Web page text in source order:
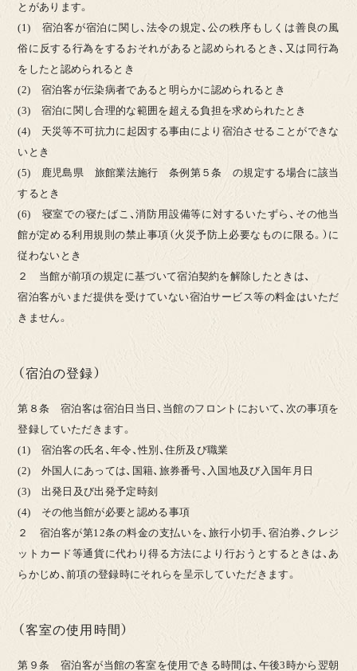
とがあります。
(1) 宿泊客が宿泊に関し、法令の規定、公の秩序もしくは善良の風
俗に反する行為をするおそれがあると認められるとき、又は同行為
をしたと認められるとき
(2) 宿泊客が伝染病者であると明らかに認められるとき
(3) 宿泊に関し合理的な範囲を超える負担を求められたとき
(4) 天災等不可抗力に起因する事由により宿泊させることができな
いとき
(5) 鹿児島県 旅館業法施行 条例第５条 の規定する場合に該当
するとき
(6) 寝室での寝たばこ、消防用設備等に対するいたずら、その他当
館が定める利用規則の禁止事項（火災予防上必要なものに限る。）に
従わないとき
２ 当館が前項の規定に基づいて宿泊契約を解除したときは、
宿泊客がいまだ提供を受けていない宿泊サービス等の料金はいただ
きません。
（宿泊の登録）
第８条 宿泊客は宿泊日当日、当館のフロントにおいて、次の事項を
登録していただきます。
(1) 宿泊客の氏名、年令、性別、住所及び職業
(2) 外国人にあっては、国籍、旅券番号、入国地及び入国年月日
(3) 出発日及び出発予定時刻
(4) その他当館が必要と認める事項
２ 宿泊客が第12条の料金の支払いを、旅行小切手、宿泊券、クレジ
ットカード等通貨に代わり得る方法により行おうとするときは、あ
らかじめ、前項の登録時にそれらを呈示していただきます。
（客室の使用時間）
第９条 宿泊客が当館の客室を使用できる時間は、午後3時から翌朝